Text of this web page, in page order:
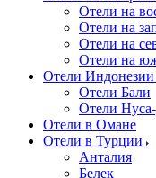
Отели на
Отели на
Отели на
Отели на
Отели Индонезии
Отели Бали
Отели
Отели в Омане
Отели в Турции
Анталия
Белек